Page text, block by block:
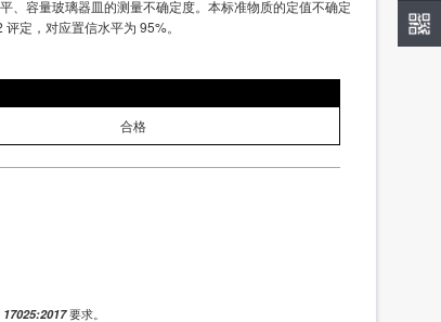
、容量玻璃器皿的测量不确定度。本标准物质的定值不确定
定，对应置信水平为 95%。
合格
17025:2017要求。